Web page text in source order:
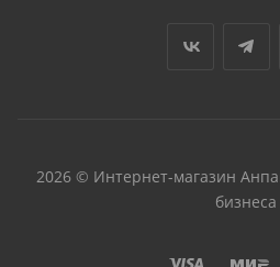
2026 © Интернет-магазин
бизнеса